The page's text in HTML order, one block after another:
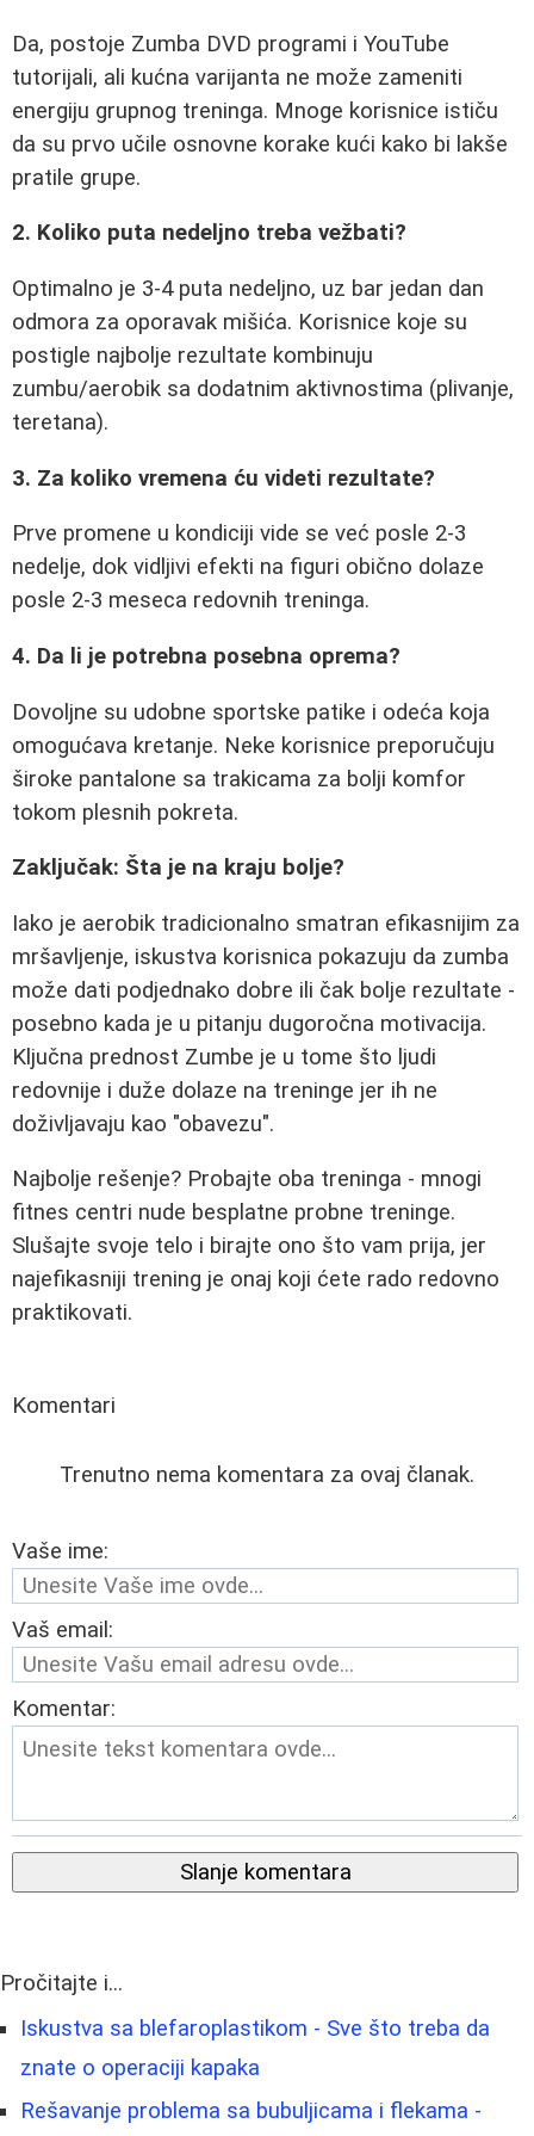
Da, postoje Zumba DVD programi i YouTube
tutorijali, ali kućna varijanta ne može zameniti
energiju grupnog treninga. Mnoge korisnice ističu
da su prvo učile osnovne korake kući kako bi lakše
pratile grupe.
2. Koliko puta nedeljno treba vežbati?
Optimalno je 3-4 puta nedeljno, uz bar jedan dan
odmora za oporavak mišića. Korisnice koje su
postigle najbolje rezultate kombinuju
zumbu/aerobik sa dodatnim aktivnostima (plivanje,
teretana).
3. Za koliko vremena ću videti rezultate?
Prve promene u kondiciji vide se već posle 2-3
nedelje, dok vidljivi efekti na figuri obično dolaze
posle 2-3 meseca redovnih treninga.
4. Da li je potrebna posebna oprema?
Dovoljne su udobne sportske patike i odeća koja
omogućava kretanje. Neke korisnice preporučuju
široke pantalone sa trakicama za bolji komfor
tokom plesnih pokreta.
Zaključak: Šta je na kraju bolje?
Iako je aerobik tradicionalno smatran efikasnijim za
mršavljenje, iskustva korisnica pokazuju da zumba
može dati podjednako dobre ili čak bolje rezultate -
posebno kada je u pitanju dugoročna motivacija.
Ključna prednost Zumbe je u tome što ljudi
redovnije i duže dolaze na treninge jer ih ne
doživljavaju kao "obavezu".
Najbolje rešenje? Probajte oba treninga - mnogi
fitnes centri nude besplatne probne treninge.
Slušajte svoje telo i birajte ono što vam prija, jer
najefikasniji trening je onaj koji ćete rado redovno
praktikovati.
Komentari
Trenutno nema komentara za ovaj članak.
Vaše ime:
Vaš email:
Komentar:
Slanje komentara
Pročitajte i...
Iskustva sa blefaroplastikom - Sve što treba da
znate o operaciji kapaka
Rešavanje problema sa bubuljicama i flekama -